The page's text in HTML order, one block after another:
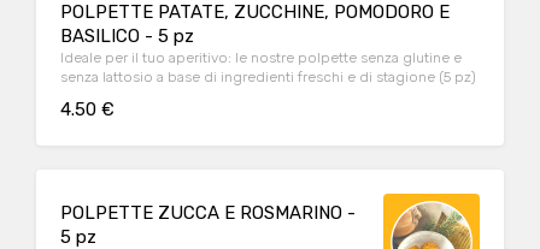
POLPETTE PATATE, ZUCCHINE, POMODORO E
BASILICO - 5 pz
Ideale per il tuo aperitivo: le nostre polpette senza glutine e
senza lattosio a base di ingredienti freschi e di stagione (5 pz)
4.50 €
POLPETTE ZUCCA E ROSMARINO -
5 pz